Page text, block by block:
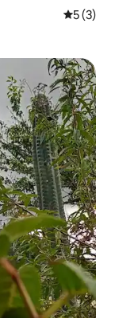
レビュー
5 (3)